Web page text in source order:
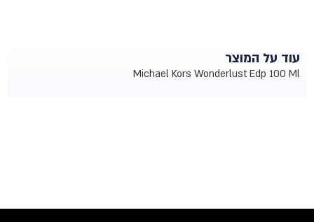
עוד על המוצר
Michael Kors Wonderlust Edp 100 Ml